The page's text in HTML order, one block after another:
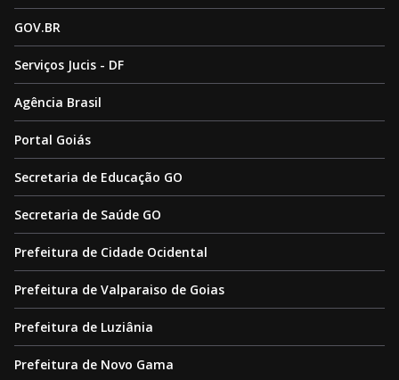
GOV.BR
Serviços Jucis - DF
Agência Brasil
Portal Goiás
Secretaria de Educação GO
Secretaria de Saúde GO
Prefeitura de Cidade Ocidental
Prefeitura de Valparaiso de Goias
Prefeitura de Luziânia
Prefeitura de Novo Gama